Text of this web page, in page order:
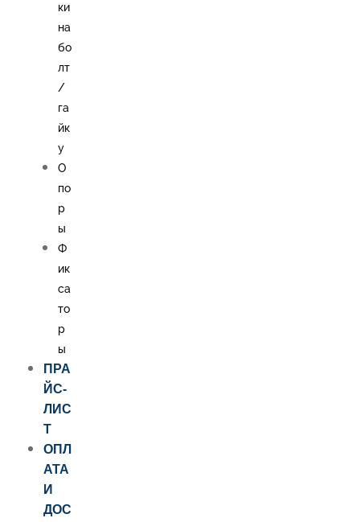
ки
на
бо
лт
/
га
йк
у
О
по
р
ы
Ф
ик
са
то
р
ы
ПРА
ЙС-
ЛИС
Т
ОПЛ
АТА
И
ДОС